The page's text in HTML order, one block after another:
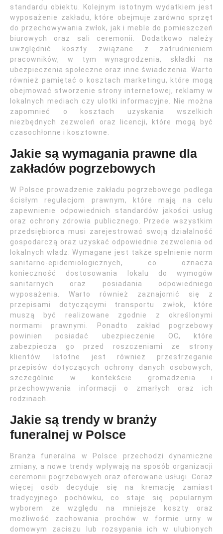
standardu obiektu. Kolejnym istotnym wydatkiem jest
wyposażenie zakładu, które obejmuje zarówno sprzęt
do przechowywania zwłok, jak i meble do pomieszczeń
biurowych oraz sali ceremonii. Dodatkowo należy
uwzględnić koszty związane z zatrudnieniem
pracowników, w tym wynagrodzenia, składki na
ubezpieczenia społeczne oraz inne świadczenia. Warto
również pamiętać o kosztach marketingu, które mogą
obejmować stworzenie strony internetowej, reklamy w
lokalnych mediach czy ulotki informacyjne. Nie można
zapomnieć o kosztach uzyskania wszelkich
niezbędnych zezwoleń oraz licencji, które mogą być
czasochłonne i kosztowne.
Jakie są wymagania prawne dla
zakładów pogrzebowych
W Polsce prowadzenie zakładu pogrzebowego podlega
ścisłym regulacjom prawnym, które mają na celu
zapewnienie odpowiednich standardów jakości usług
oraz ochrony zdrowia publicznego. Przede wszystkim
przedsiębiorca musi zarejestrować swoją działalność
gospodarczą oraz uzyskać odpowiednie zezwolenia od
lokalnych władz. Wymagane jest także spełnienie norm
sanitarno-epidemiologicznych, co oznacza
konieczność dostosowania lokalu do wymogów
sanitarnych oraz posiadania odpowiedniego
wyposażenia. Warto również zaznajomić się z
przepisami dotyczącymi transportu zwłok, które
muszą być realizowane zgodnie z określonymi
normami prawnymi. Ponadto zakład pogrzebowy
powinien posiadać ubezpieczenie OC, które
zabezpiecza go przed roszczeniami ze strony
klientów. Istotne jest również przestrzeganie
przepisów dotyczących ochrony danych osobowych,
szczególnie w kontekście gromadzenia i
przechowywania informacji o zmarłych oraz ich
rodzinach.
Jakie są trendy w branży
funeralnej w Polsce
Branża funeralna w Polsce przechodzi dynamiczne
zmiany, a nowe trendy wpływają na sposób organizacji
ceremonii pogrzebowych oraz oferowane usługi. Coraz
więcej osób decyduje się na kremację zamiast
tradycyjnego pochówku, co staje się popularnym
wyborem ze względu na mniejsze koszty oraz
możliwość zachowania prochów w formie urny w
domowym zaciszu lub rozsypania ich w ulubionych